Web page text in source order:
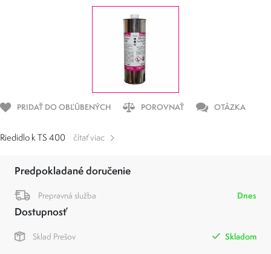
PRIDAŤ DO OBĽÚBENÝCH POROVNAŤ OTÁZKA
Riedidlo k TS 400 čítať viac
Predpokladané doručenie
Prepravná služba Dnes
Dostupnosť
Sklad Prešov Skladom